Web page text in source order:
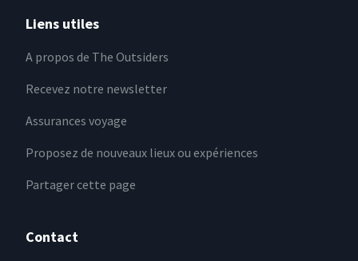
Liens utiles
A propos de The Outsiders
Recevez notre newsletter
Assurances voyage
Proposez de nouveaux lieux ou expériences
Partager cette page
Contact